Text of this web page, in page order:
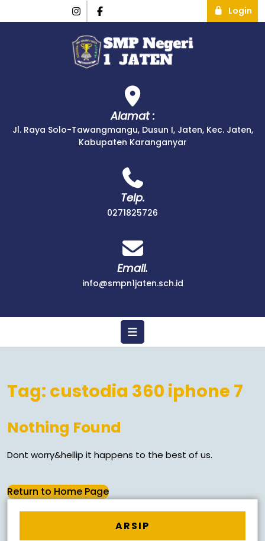
Login
Alamat :
Jl. Raya Solo-Tawangmangu, Dusun I, Jaten, Kec. Jaten,
Kabupaten Karanganyar
Telp.
0271825726
Email.
info@smpn1jaten.sch.id
Tag: custodia 360 iphone 7
Nothing Found
Dont worry&hellip it happens to the best of us.
Return to Home Page
ARSIP